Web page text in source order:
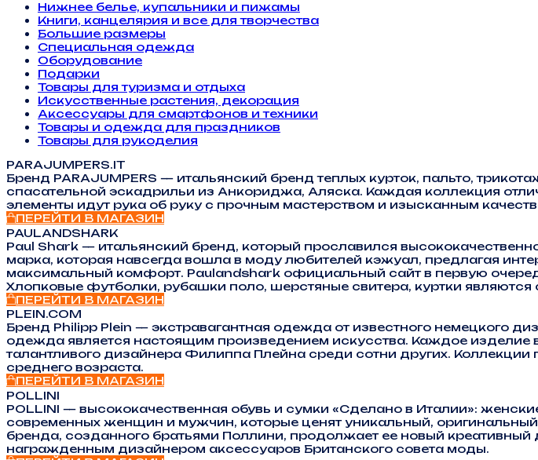
Нижнее белье, купальники и пижамы
Книги, канцелярия и все для творчества
Большие размеры
Специальная одежда
Оборудование
Подарки
Товары для туризма и отдыха
Искусственные растения, декорация
Аксессуары для смартфонов и техники
Товары и одежда для праздников
Товары для рукоделия
PARAJUMPERS.IT
Бренд PARAJUMPERS — итальянский бренд теплых курток, пальто,
спасательной эскадрильи из Анкориджа, Аляска. Каждая коллекция
элементы идут рука об руку с прочным мастерством и изысканным
ПЕРЕЙТИ В МАГАЗИН
PAULANDSHARK
Paul Shark — итальянский бренд, который прославился
марка, которая навсегда вошла в моду любителей кэжуал, предлагая
максимальный комфорт. Paulandshark официальный сайт в первую
Хлопковые футболки, рубашки поло, шерстяные свитера, куртки являются
ПЕРЕЙТИ В МАГАЗИН
PLEIN.COM
Бренд Philipp Plein — экстравагантная одежда от известного немецкого
одежда является настоящим произведением искусства. Каждое
талантливого дизайнера Филиппа Плейна среди сотни других.
среднего возраста.
ПЕРЕЙТИ В МАГАЗИН
POLLINI
POLLINI — высококачественная обувь и сумки «Сделано в Италии»:
современных женщин и мужчин, которые ценят уникальный,
бренда, созданного братьями Поллини, продолжает ее новый
награжденным дизайнером аксессуаров Британского совета моды.